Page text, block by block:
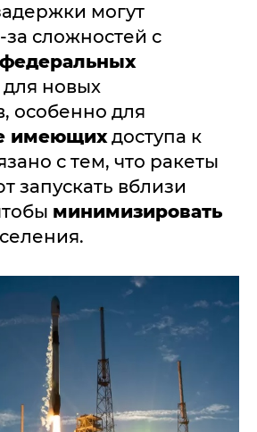
могут
за сложностей с
федеральных
для новых
особенно для
имеющихдоступа к
с тем, что ракеты
запускать вблизи
минимизировать